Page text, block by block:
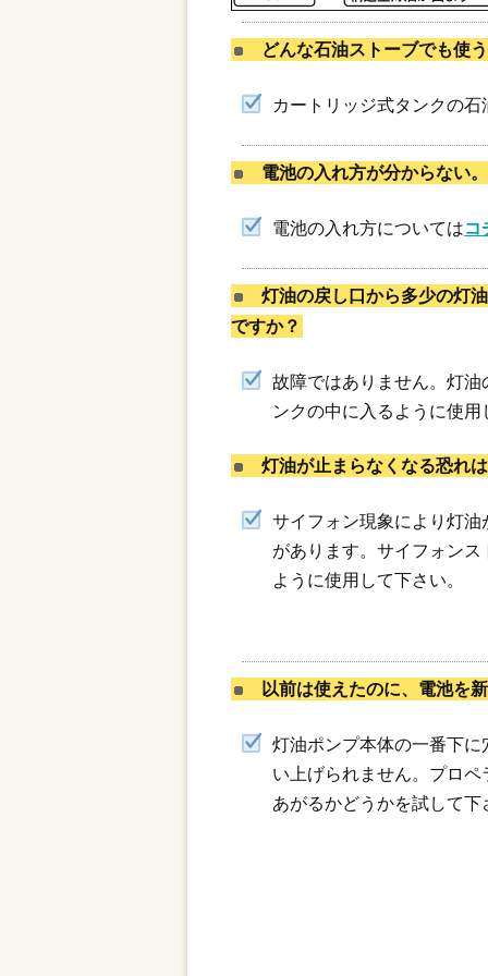
どんな石油ストーブでも使
カートリッジ式タンクの
電池の入れ方が分からない。
電池の入れ方についてはコ
灯油の戻し口から多少の灯
ですか？
故障ではありません。灯
ンクの中に入るように使用
灯油が止まらなくなる恐れ
サイフォン現象により灯
があります。サイフォン
ように使用して下さい。
以前は使えたのに、電池を
灯油ポンプ本体の一番下
い上げられません。プロ
あがるかどうかを試して下